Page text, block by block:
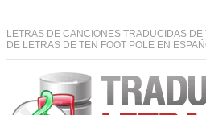
LETRAS DE CANCIONES TRADUCIDAS
DE LETRAS DE TEN FOOT POLE EN